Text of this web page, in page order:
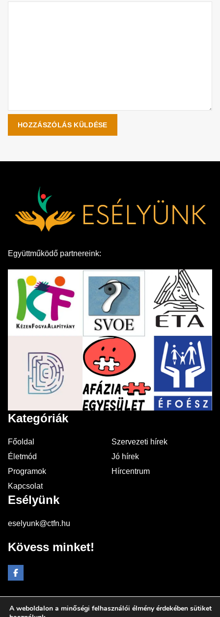
Együttműködő partnereink:
Kategóriák
Főoldal
Szervezeti hírek
Életmód
Jó hírek
Programok
Hírcentrum
Kapcsolat
Esélyünk
eselyunk@ctfn.hu
Kövess minket!
A weboldalon a minőségi felhasználói élmény érdekében sütiket